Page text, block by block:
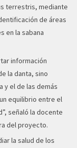
terrestris, mediante
de áreas
en la sabana
información
la danta, sino
y el de las demás
equilibrio entre el
señaló la docente
del proyecto.
la salud de los